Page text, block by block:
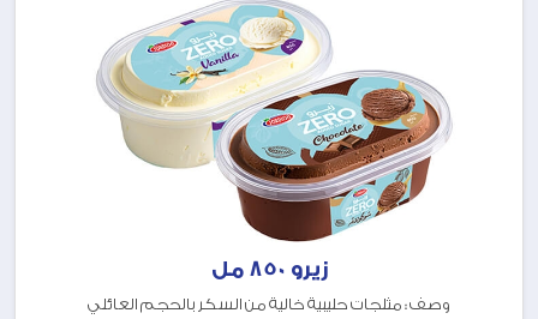
زيرو 850 مل
وصف : مثلجات حليبية خالية من السكر بالحجم العائلي